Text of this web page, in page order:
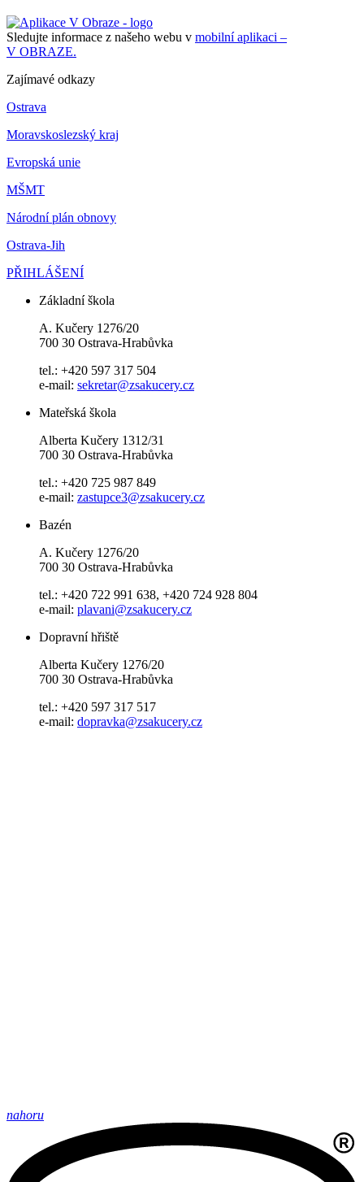
Sledujte informace z našeho webu v mobilní aplikaci –
V OBRAZE.
Zajímavé odkazy
Ostrava
Moravskoslezský kraj
Evropská unie
MŠMT
Národní plán obnovy
Ostrava-Jih
PŘIHLÁŠENÍ
Základní škola
A. Kučery 1276/20
700 30 Ostrava-Hrabůvka
tel.: +420 597 317 504
e-mail: sekretar@zsakucery.cz
Mateřská škola
Alberta Kučery 1312/31
700 30 Ostrava-Hrabůvka
tel.: +420 725 987 849
e-mail: zastupce3@zsakucery.cz
Bazén
A. Kučery 1276/20
700 30 Ostrava-Hrabůvka
tel.: +420 722 991 638, +420 724 928 804
e-mail: plavani@zsakucery.cz
Dopravní hřiště
Alberta Kučery 1276/20
700 30 Ostrava-Hrabůvka
tel.: +420 597 317 517
e-mail: dopravka@zsakucery.cz
nahoru